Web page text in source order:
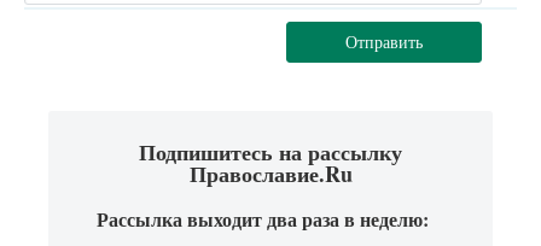
Отправить
Подпишитесь на рассылку
Православие.Ru
Рассылка выходит два раза в неделю: